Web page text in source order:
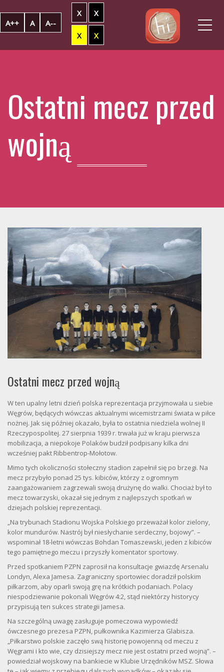
A++ A A--
X X
X X
Ostatni mecz przed
wojną
Ostatni mecz przed wojną
W ten upalny letni dzień polska reprezentacja przyjmowała u siebie
Węgrów, będących wówczas aktualnymi wicemistrzami świata w piłce
nożnej. Jak się później okazało, była to ostatnia niedziela wolnej II
Rzeczypospolitej. 27 sierpnia 1939 r. trwała już w kraju pierwsza
mobilizacja, a niepokoje Polaków budził podpisany kilka dni
wcześniej pakt Ribbentrop-Mołotow.
Mimo tych okoliczności stołeczny stadion zapełnił się po brzegi. Na
mecz przybyło ponad 25 tys. kibiców, którzy z ogromnym
zaangażowaniem zagrzewali swoją drużynę do walki. Chociaż był to
mecz towarzyski, okazał się jednym z najlepszych spotkań w
dziejach polskiej reprezentacji.
„Na trybunach Stadionu Wojska Polskiego przeważał kolor zielony,
kolor mundurów. Nastrój był niesłychanie serdeczny, bojowy”. –
wspominał 18-letni wówczas Bohdan Tomaszewski, jeden z kibiców
tego pamiętnego meczu i przyszły komentator sportowy.
Przed spotkaniem PZPN zaprosił na konsultacje gwiazdę Arsenalu
Londyn, Alexa Jamesa. Zagraniczny sportowiec doradził polskim
piłkarzom, aby oparli swoją grę na krótkich podaniach. Polacy
niespodziewanie pokonali Węgrów 4:2, stąd niektórzy historycy
przypisują ten sukces strategii Jamesa.
Na szczególną uwagę zasługuje pomeczowa wypowiedź
ówczesnego prezesa PZPN, pułkownika Kazimierza Glabisza.
„Piłkarstwo polskie zaczęło swą historię powojenną od meczu z
Węgrami i kto wie, czy dzisiejszy mecz nie jest ostatni przed wojną”. –
powiedział wojskowy na bankiecie w Klubie Urzędników MSZ. Słowa